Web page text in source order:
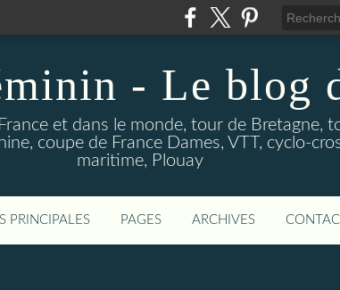
- Le blog
et dans le monde, tour de Bretagne,
coupe de France Dames, VTT, cyclo-
maritime, Plouay
PRINCIPALES PAGES ARCHIVES